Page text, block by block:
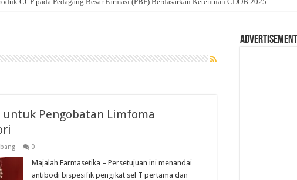
Pengobatan Limfoma
0
Majalah Farmasetika – Persetujuan ini menandai
antibodi bispesifik pengikat sel T pertama dan
Advertisement